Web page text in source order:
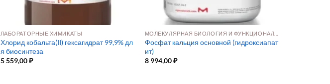
ЛАБОРАТОРНЫЕ ХИМИКАТЫ
Хлорид кобальта(II) гексагидрат 99,9% дл
я биосинтеза
5 559,00₽
Фосфат кальция основной (гидроксиапат
ит)
8 994,00₽